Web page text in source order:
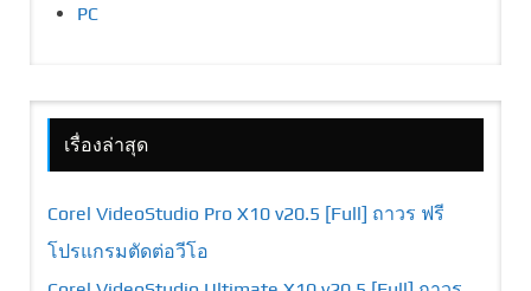
PC
เรื่องล่าสุด
Corel VideoStudio Pro X10 v20.5 [Full] ถาวร ฟรี
โปรแกรมตัดต่อวีโอ